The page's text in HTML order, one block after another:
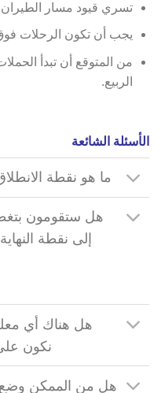
تسري قيود مسار الطيران
يجب أن تكون الرحلات
من المتوقع أن تبدأ
الربيع.
الأسئلة الشائعة
ما هو نقطة
هل ستقومون
إلى نقطة
هل هناك أي
نكون
هل من الممكن